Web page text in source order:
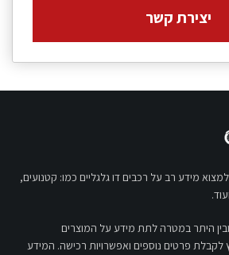
יצירת קשר
מידע רב על רכבים דו גלגליים כמו: קטנועים,
היתר במטרה לתת מידע על המוצרים
פרטים נוספים ואפשרויות רכישה. המידע